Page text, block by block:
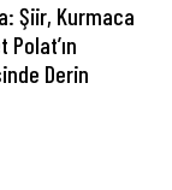
Şiir, Kurmaca
Derin